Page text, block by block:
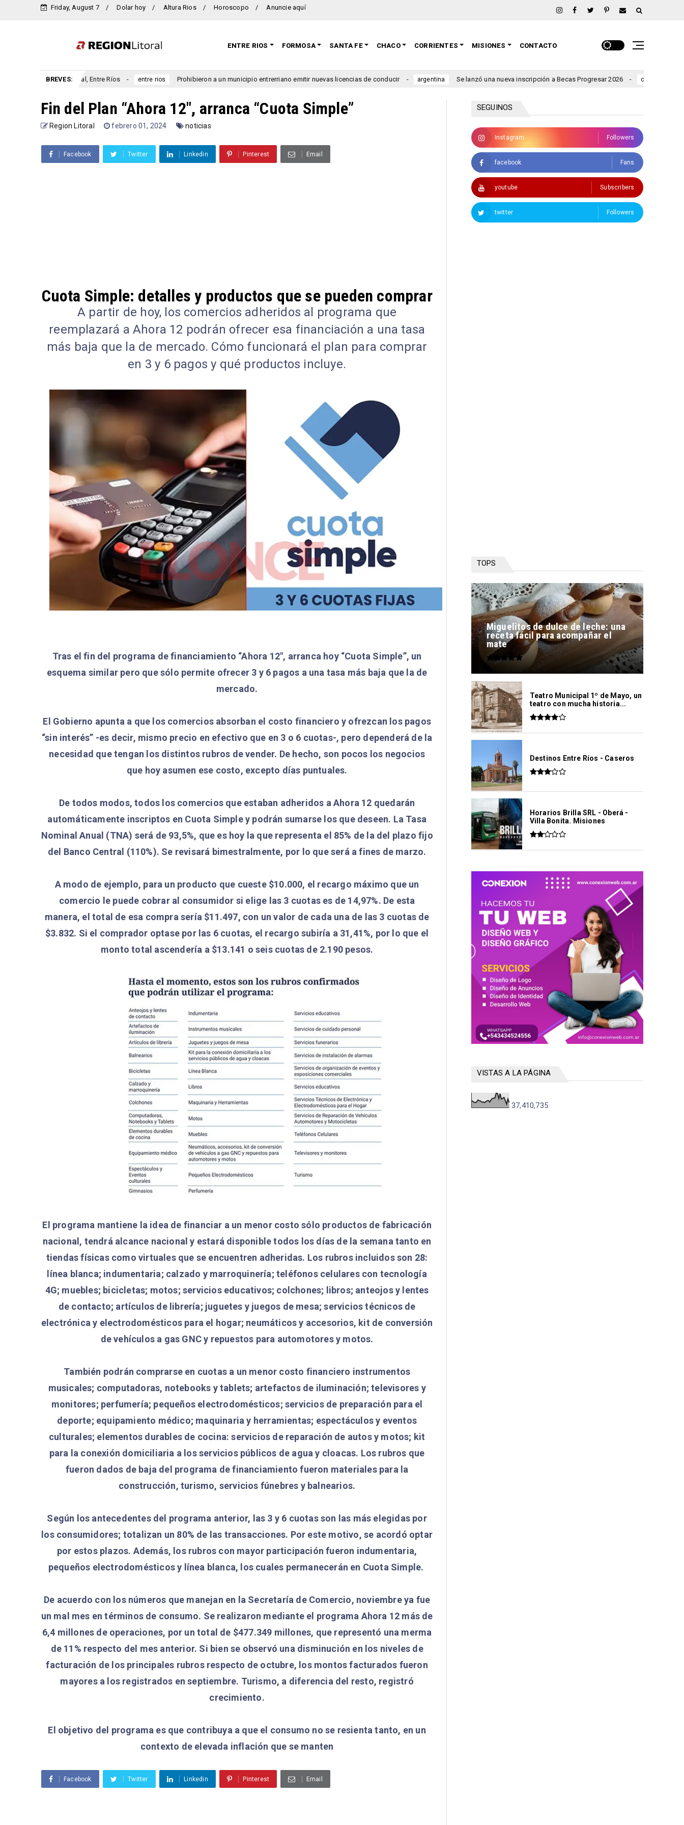
Friday, August 7 Dolar hoy Altura Rios Horoscopo Anuncie aquí
ENTRE RIOS FORMOSA SANTA FE CHACO CORRIENTES MISIONES CONTACTO
BREVES:
San Marcial, Entre Ríos entre rios Prohibieron a un municipio entrerriano emitir nuevas licencias de conducir argentina Se lanzó una nueva inscripción a Becas Progresar 2026 clima Rigen alertas por
Fin del Plan “Ahora 12″, arranca “Cuota Simple”
Region Litoral febrero 01, 2024 noticias
Facebook Twitter Linkedin Pinterest Email
Cuota Simple: detalles y productos que se pueden comprar
A partir de hoy, los comercios adheridos al programa que
reemplazará a Ahora 12 podrán ofrecer esa financiación a una tasa
más baja que la de mercado. Cómo funcionará el plan para comprar
en 3 y 6 pagos y qué productos incluye.
Tras el fin del programa de financiamiento “Ahora 12″, arranca hoy “Cuota Simple”, un
esquema similar pero que sólo permite ofrecer 3 y 6 pagos a una tasa más baja que la de
mercado.
El Gobierno apunta a que los comercios absorban el costo financiero y ofrezcan los pagos
“sin interés” -es decir, mismo precio en efectivo que en 3 o 6 cuotas-, pero dependerá de la
necesidad que tengan los distintos rubros de vender. De hecho, son pocos los negocios
que hoy asumen ese costo, excepto días puntuales.
De todos modos, todos los comercios que estaban adheridos a Ahora 12 quedarán
automáticamente inscriptos en Cuota Simple y podrán sumarse los que deseen. La Tasa
Nominal Anual (TNA) será de 93,5%, que es hoy la que representa el 85% de la del plazo fijo
del Banco Central (110%). Se revisará bimestralmente, por lo que será a fines de marzo.
A modo de ejemplo, para un producto que cueste $10.000, el recargo máximo que un
comercio le puede cobrar al consumidor si elige las 3 cuotas es de 14,97%. De esta
manera, el total de esa compra sería $11.497, con un valor de cada una de las 3 cuotas de
$3.832. Si el comprador optase por las 6 cuotas, el recargo subiría a 31,41%, por lo que el
monto total ascendería a $13.141 o seis cuotas de 2.190 pesos.
El programa mantiene la idea de financiar a un menor costo sólo productos de fabricación
nacional, tendrá alcance nacional y estará disponible todos los días de la semana tanto en
tiendas físicas como virtuales que se encuentren adheridas. Los rubros incluidos son 28:
línea blanca; indumentaria; calzado y marroquinería; teléfonos celulares con tecnología
4G; muebles; bicicletas; motos; servicios educativos; colchones; libros; anteojos y lentes
de contacto; artículos de librería; juguetes y juegos de mesa; servicios técnicos de
electrónica y electrodomésticos para el hogar; neumáticos y accesorios, kit de conversión
de vehículos a gas GNC y repuestos para automotores y motos.
También podrán comprarse en cuotas a un menor costo financiero instrumentos
musicales; computadoras, notebooks y tablets; artefactos de iluminación; televisores y
monitores; perfumería; pequeños electrodomésticos; servicios de preparación para el
deporte; equipamiento médico; maquinaria y herramientas; espectáculos y eventos
culturales; elementos durables de cocina: servicios de reparación de autos y motos; kit
para la conexión domiciliaria a los servicios públicos de agua y cloacas. Los rubros que
fueron dados de baja del programa de financiamiento fueron materiales para la
construcción, turismo, servicios fúnebres y balnearios.
Según los antecedentes del programa anterior, las 3 y 6 cuotas son las más elegidas por
los consumidores; totalizan un 80% de las transacciones. Por este motivo, se acordó optar
por estos plazos. Además, los rubros con mayor participación fueron indumentaria,
pequeños electrodomésticos y línea blanca, los cuales permanecerán en Cuota Simple.
De acuerdo con los números que manejan en la Secretaría de Comercio, noviembre ya fue
un mal mes en términos de consumo. Se realizaron mediante el programa Ahora 12 más de
6,4 millones de operaciones, por un total de $477.349 millones, que representó una merma
de 11% respecto del mes anterior. Si bien se observó una disminución en los niveles de
facturación de los principales rubros respecto de octubre, los montos facturados fueron
mayores a los registrados en septiembre. Turismo, a diferencia del resto, registró
crecimiento.
El objetivo del programa es que contribuya a que el consumo no se resienta tanto, en un
contexto de elevada inflación que se manten
Facebook Twitter Linkedin Pinterest Email
SEGUINOS
Instagram Followers
facebook Fans
youtube Subscribers
twitter Followers
TOPS
Miguelitos de dulce de leche: una
receta fácil para acompañar el
mate
Teatro Municipal 1º de Mayo, un
teatro con mucha historia...
Destinos Entre Ríos - Caseros
Horarios Brilla SRL - Oberá -
Villa Bonita. Misiones
VISTAS A LA PÁGINA
37,410,735